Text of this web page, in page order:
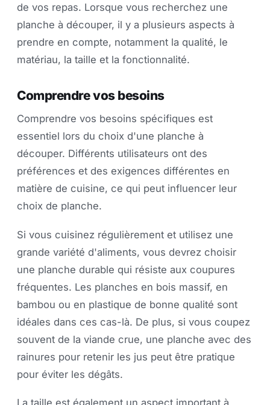
de vos repas. Lorsque vous recherchez une
planche à découper, il y a plusieurs aspects à
prendre en compte, notamment la qualité, le
matériau, la taille et la fonctionnalité.
Comprendre vos besoins
Comprendre vos besoins spécifiques est
essentiel lors du choix d'une planche à
découper. Différents utilisateurs ont des
préférences et des exigences différentes en
matière de cuisine, ce qui peut influencer leur
choix de planche.
Si vous cuisinez régulièrement et utilisez une
grande variété d'aliments, vous devrez choisir
une planche durable qui résiste aux coupures
fréquentes. Les planches en bois massif, en
bambou ou en plastique de bonne qualité sont
idéales dans ces cas-là. De plus, si vous coupez
souvent de la viande crue, une planche avec des
rainures pour retenir les jus peut être pratique
pour éviter les dégâts.
La taille est également un aspect important à